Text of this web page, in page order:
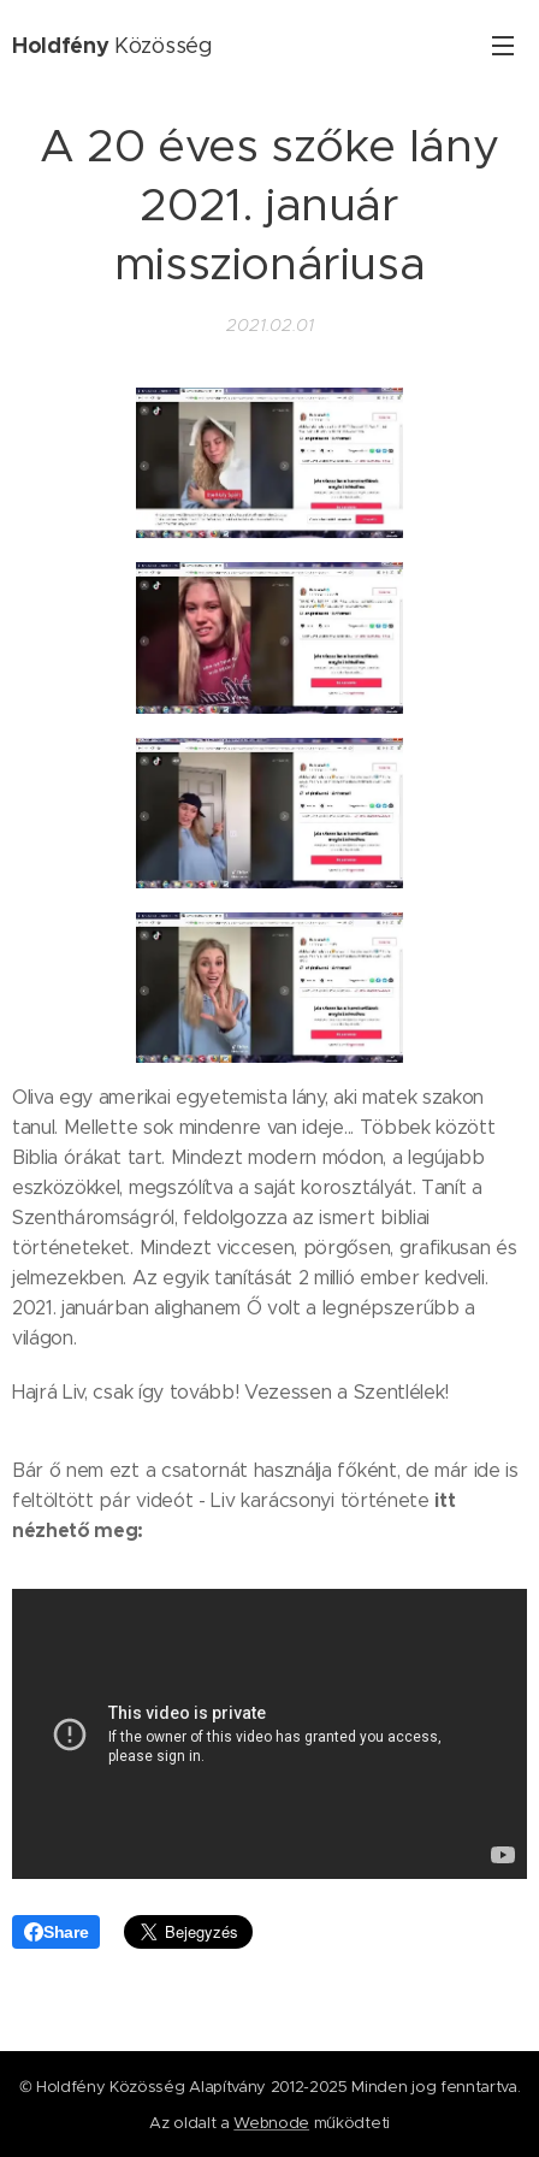
HoldfényKözösség
A 20 éves szőke lány
2021. január
misszionáriusa
2021.02.01
Oliva egy amerikai egyetemista lány, aki matek szakon
tanul. Mellette sok mindenre van ideje... Többek között
Biblia órákat tart. Mindezt modern módon, a legújabb
eszközökkel, megszólítva a saját korosztályát. Tanít a
Szentháromságról, feldolgozza az ismert bibliai
történeteket. Mindezt viccesen, pörgősen, grafikusan és
jelmezekben. Az egyik tanítását 2 millió ember kedveli.
2021. januárban alighanem Ő volt a legnépszerűbb a
világon.
Hajrá Liv, csak így tovább! Vezessen a Szentlélek!
Bár ő nem ezt a csatornát használja főként, de már ide is
feltöltött pár videót - Liv karácsonyi története itt
nézhető meg:
Share
© Holdfény Közösség Alapítvány 2012-2025 Minden jog fenntartva.
Az oldalt aWebnode működteti